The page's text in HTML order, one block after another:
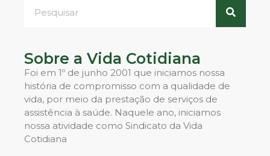
Sobre a Vida Cotidiana
Foi em 1º de junho 2001 que iniciamos nossa
história de compromisso com a qualidade de
vida, por meio da prestação de serviços de
assistência à saúde. Naquele ano, iniciamos
nossa atividade como Sindicato da Vida
Cotidiana